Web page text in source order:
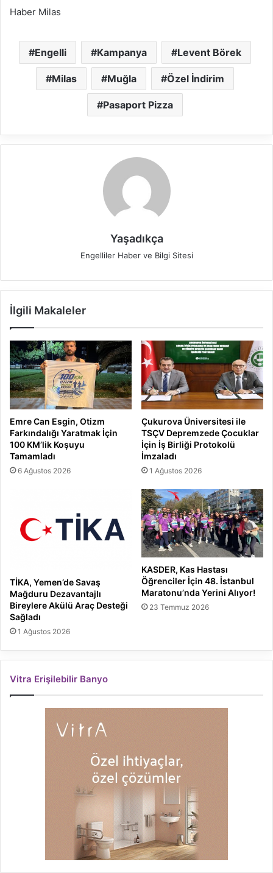
Haber Milas
Engelli Kampanya Levent Börek
Milas Muğla Özel İndirim
Pasaport Pizza
Yaşadıkça
Engelliler Haber ve Bilgi Sitesi
İlgili Makaleler
Emre Can Esgin, Otizm
Farkındalığı Yaratmak İçin
100 KM’lik Koşuyu
Tamamladı
6 Ağustos 2026
Çukurova Üniversitesi ile
TSÇV Depremzede Çocuklar
İçin İş Birliği Protokolü
İmzaladı
1 Ağustos 2026
TİKA, Yemen’de Savaş
Mağduru Dezavantajlı
Bireylere Akülü Araç Desteği
Sağladı
1 Ağustos 2026
KASDER, Kas Hastası
Öğrenciler İçin 48. İstanbul
Maratonu’nda Yerini Alıyor!
23 Temmuz 2026
Vitra Erişilebilir Banyo